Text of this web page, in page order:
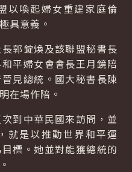
以喚起婦女重建家庭倫
具意義。
郭錠煥及該聯盟秘書長
平婦女會會長王月鏡陪
見總統。國大秘書長陳
在場作陪。
到中華民國來訪問，並
就是以推動世界和平運
標。她並對能獲總統的